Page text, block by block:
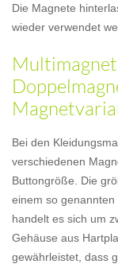
Die Magnete
wieder verwendet
Bei den
verschiedenen
Buttongröße. Die
einem so genannten
handelt es sich um
Gehäuse aus
gewährleistet, dass